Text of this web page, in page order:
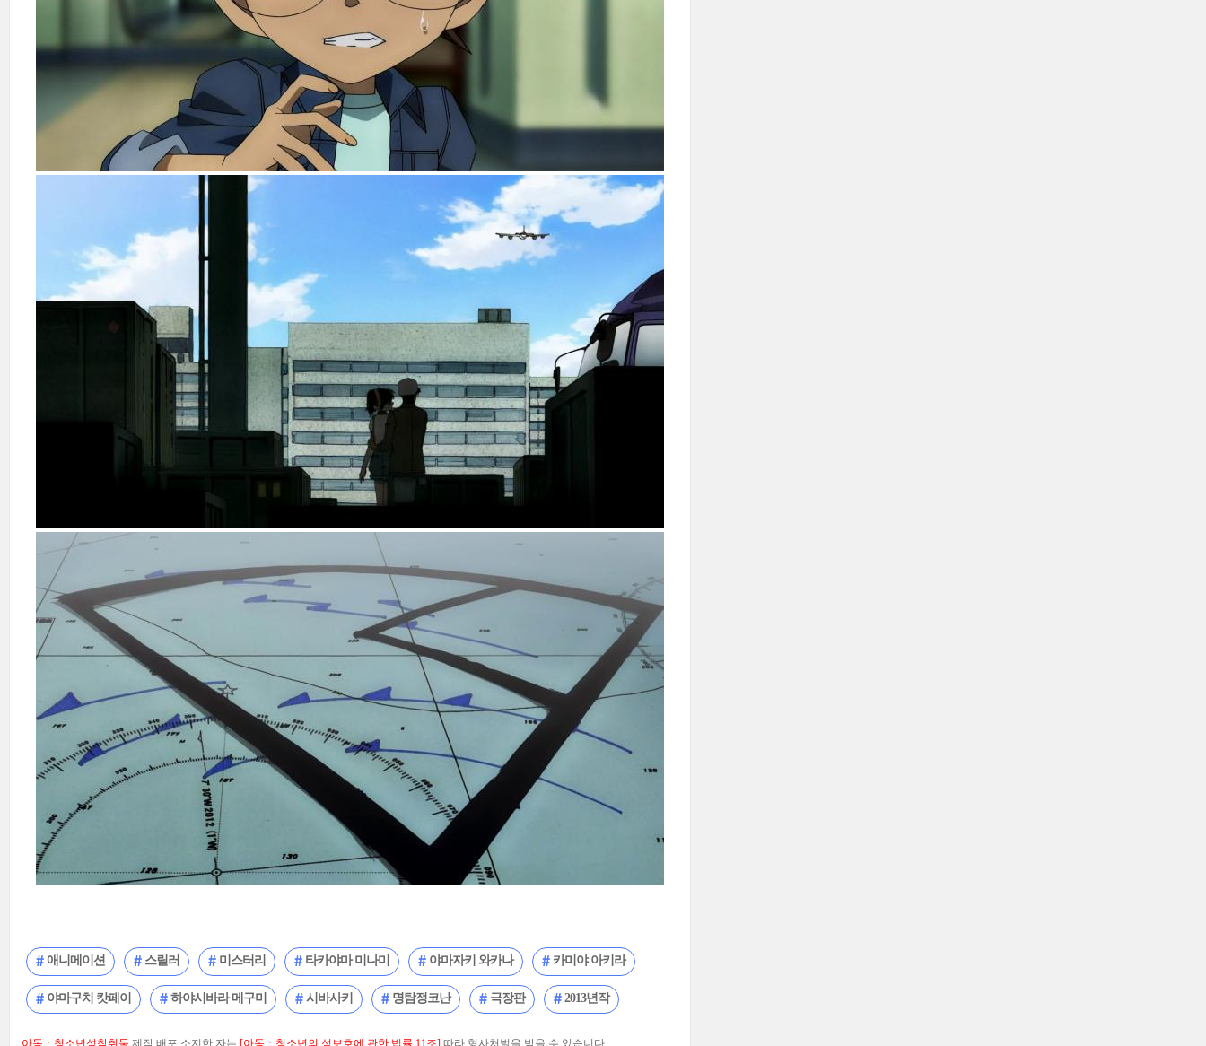
애니메이션 스릴러 미스터리 타카야마 미나미 야마자키 와카나 카미야 아키라
야마구치 캇페이 하야시바라 메구미 시바사키 명탐정코난 극장판 2013년작
아동ㆍ청소년성착취물 제작,배포,소지한 자는 [아동ㆍ청소년의 성보호에 관한 법률 11조] 따라 형사처벌을 받을 수 있습니다.